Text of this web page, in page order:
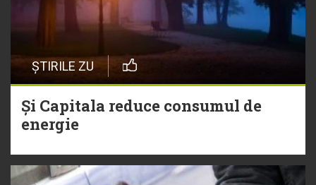
ȘTIRILE ZU
Și Capitala reduce consumul de
energie